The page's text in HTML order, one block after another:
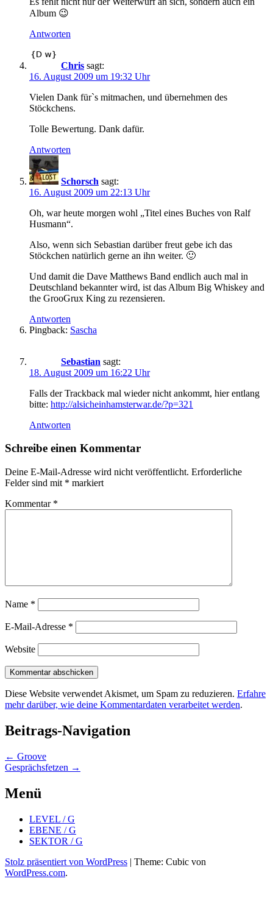
Album 😉
Antworten
Chris sagt:
16. August 2009 um 19:32 Uhr
Vielen Dank für`s mitmachen, und übernehmen des
Stöckchens.
Tolle Bewertung. Dank dafür.
Antworten
Schorsch sagt:
16. August 2009 um 22:13 Uhr
Oh, war heute morgen wohl „Titel eines Buches von Ralf
Husmann“.
Also, wenn sich Sebastian darüber freut gebe ich das
Stöckchen natürlich gerne an ihn weiter. 🙂
Und damit die Dave Matthews Band endlich auch mal in
Deutschland bekannter wird, ist das Album Big Whiskey and
the GrooGrux King zu rezensieren.
Antworten
Pingback: Sascha
Sebastian sagt:
18. August 2009 um 16:22 Uhr
Falls der Trackback mal wieder nicht ankommt, hier entlang
bitte: http://alsicheinhamsterwar.de/?p=321
Antworten
Schreibe einen Kommentar
Deine E-Mail-Adresse wird nicht veröffentlicht. Erforderliche
Felder sind mit * markiert
Kommentar *
Name *
E-Mail-Adresse *
Website
Diese Website verwendet Akismet, um Spam zu reduzieren. Erfahre
mehr darüber, wie deine Kommentardaten verarbeitet werden.
Beitrags-Navigation
← Groove
Gesprächsfetzen →
Menü
LEVEL / G
EBENE / G
SEKTOR / G
Stolz präsentiert von WordPress | Theme: Cubic von
WordPress.com.